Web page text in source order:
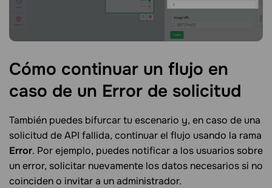
Cómo continuar un flujo en
caso de un Error de solicitud
También puedes bifurcar tu escenario y, en caso de una
solicitud de API fallida, continuar el flujo usando la rama
Error. Por ejemplo, puedes notificar a los usuarios sobre
un error, solicitar nuevamente los datos necesarios si no
coinciden o invitar a un administrador.